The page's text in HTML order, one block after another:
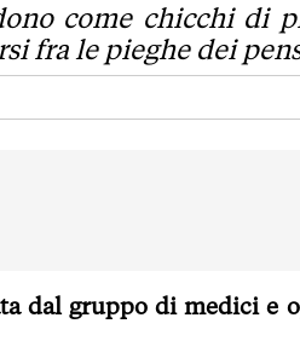
come chicchi di
fra le pieghe dei
dal gruppo di medici e